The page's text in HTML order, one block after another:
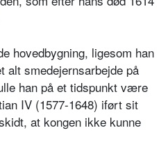
hovedbygning, ligesom han
alt smedejernsarbejde på
han på et tidspunkt være
IV (1577-1648) iført sit
at kongen ikke kunne